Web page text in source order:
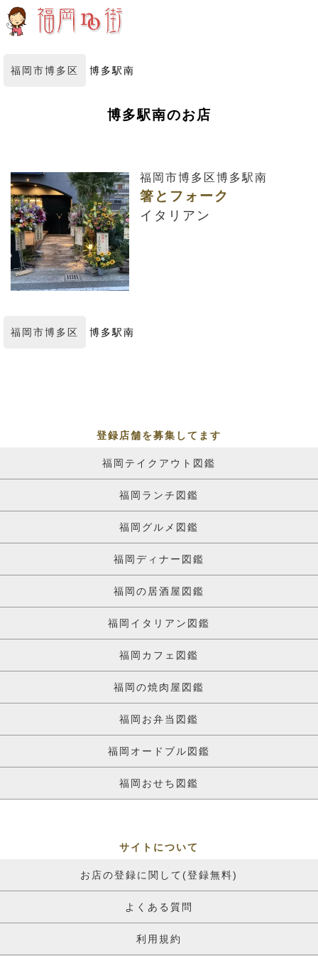
福岡市博多区 博多駅南
博多駅南のお店
福岡市博多区博多駅南
箸とフォーク
イタリアン
福岡市博多区 博多駅南
登録店舗を募集してます
福岡テイクアウト図鑑
福岡ランチ図鑑
福岡グルメ図鑑
福岡ディナー図鑑
福岡の居酒屋図鑑
福岡イタリアン図鑑
福岡カフェ図鑑
福岡の焼肉屋図鑑
福岡お弁当図鑑
福岡オードブル図鑑
福岡おせち図鑑
サイトについて
お店の登録に関して(登録無料)
よくある質問
利用規約